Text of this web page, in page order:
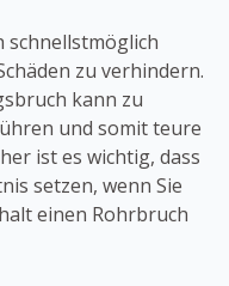
schnellstmöglich
zu verhindern.
kann zu
und somit teure
ist es wichtig, dass
setzen, wenn Sie
einen Rohrbruch